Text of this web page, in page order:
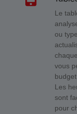
Le
ou
vous
Les
sont
pour